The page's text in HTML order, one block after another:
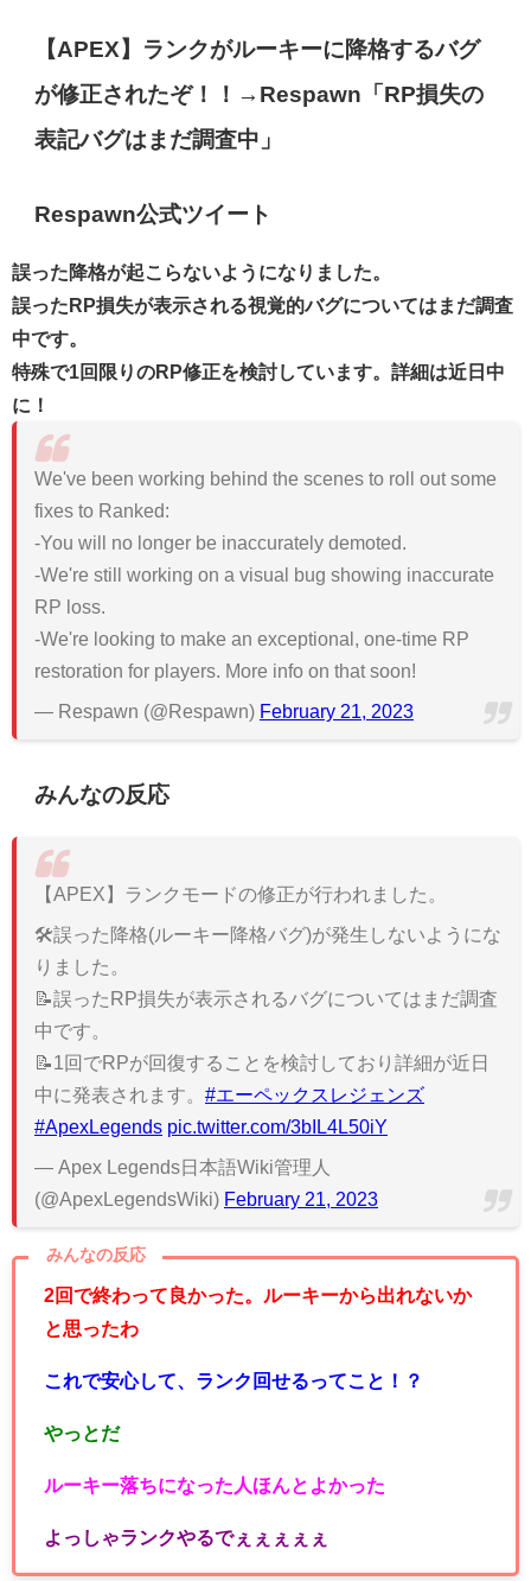
【APEX】ランクがルーキーに降格するバグ
が修正されたぞ！！→Respawn「RP損失の
表記バグはまだ調査中」
Respawn公式ツイート
誤った降格が起こらないようになりました。
誤ったRP損失が表示される視覚的バグについてはまだ調査
中です。
特殊で1回限りのRP修正を検討しています。詳細は近日中
に！
We've been working behind the scenes to roll out some
fixes to Ranked:
-You will no longer be inaccurately demoted.
-We're still working on a visual bug showing inaccurate
RP loss.
-We're looking to make an exceptional, one-time RP
restoration for players. More info on that soon!
— Respawn (@Respawn) February 21, 2023
みんなの反応
【APEX】ランクモードの修正が行われました。
🛠️誤った降格(ルーキー降格バグ)が発生しないようにな
りました。
📝誤ったRP損失が表示されるバグについてはまだ調査
中です。
📝1回でRPが回復することを検討しており詳細が近日
中に発表されます。 #エーペックスレジェンズ
#ApexLegends pic.twitter.com/3bIL4L50iY
— Apex Legends日本語Wiki管理人
(@ApexLegendsWiki) February 21, 2023
みんなの反応
2回で終わって良かった。ルーキーから出れないか
と思ったわ
これで安心して、ランク回せるってこと！？
やっとだ
ルーキー落ちになった人ほんとよかった
よっしゃランクやるでぇぇぇぇぇ